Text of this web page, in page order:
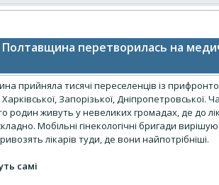
Полтавщина перетворилась на
прийняла тисячі переселенців із
Запорізької, Дніпропетровської.
родин живуть у невеликих громадах, де до
Мобільні гінекологічні бригади
лікарів туди, де вони найпотрібніші.
самі